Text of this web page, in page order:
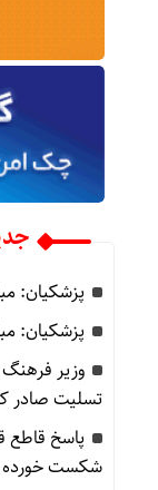
پزشکیان:
پزشکیان:
وزیر
تسلیت صادر
پاسخ قاطع
شکست